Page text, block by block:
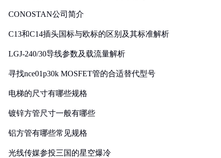
CONOSTAN公司简介
C13和C14插头国标与欧标的区别及其标准解析
LGJ-240/30导线参数及载流量解析
寻找nce01p30k MOSFET管的合适替代型号
电梯的尺寸有哪些规格
镀锌方管尺寸一般有哪些
铝方管有哪些常见规格
光线传媒参投三国的星空爆冷